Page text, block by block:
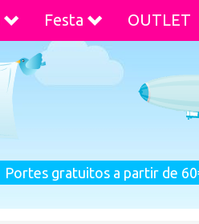
Festa OUTLET
Portes gratuitos a partir de